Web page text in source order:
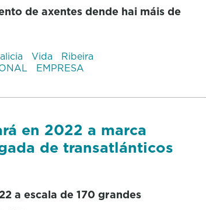
de axentes dende hai máis de
Vida
Ribeira
EMPRESA
en 2022 a marca
de transatlánticos
a escala de 170 grandes